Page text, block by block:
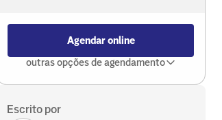
Agendar online
outras opções de agendamento
Escrito por